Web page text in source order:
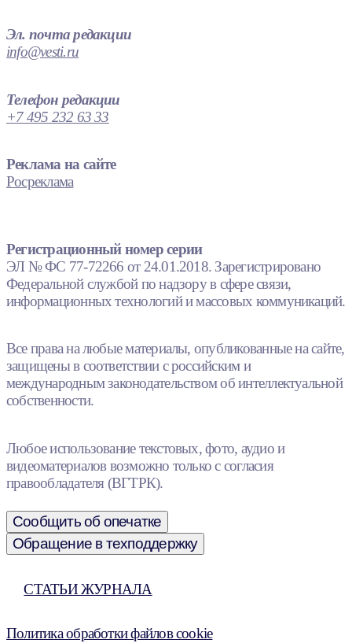
Эл. почта редакции
info@vesti.ru
Телефон редакции
+7 495 232 63 33
Реклама на сайте
Росреклама
Регистрационный номер серии
ЭЛ № ФС 77-72266 от 24.01.2018. Зарегистрировано
Федеральной службой по надзору в сфере связи,
информационных технологий и массовых коммуникаций.
Все права на любые материалы, опубликованные на сайте,
защищены в соответствии с российским и
международным законодательством об интеллектуальной
собственности.
Любое использование текстовых, фото, аудио и
видеоматериалов возможно только с согласия
правообладателя (ВГТРК).
Сообщить об опечатке
Обращение в техподдержку
СТАТЬИ ЖУРНАЛА
Политика обработки файлов cookie